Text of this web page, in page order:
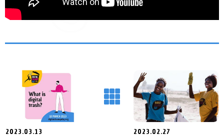
2023.03.13 2023.02.27